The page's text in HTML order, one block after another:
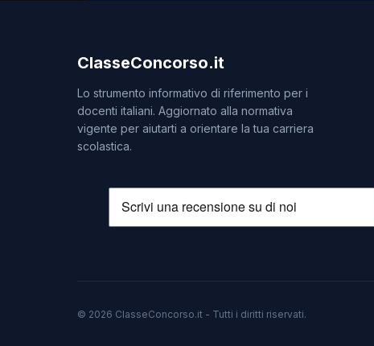
ClasseConcorso.it
Lo strumento informativo di riferimento per i
docenti italiani. Aggiornato alla normativa
vigente per aiutarti a orientare la tua carriera
scolastica.
© 2026 ClasseConcorso.it - Tutti i diritti riservati.